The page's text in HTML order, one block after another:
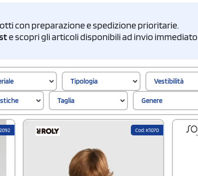
con preparazione e spedizione prioritarie.
e scopri gli articoli disponibili ad invio
Tipologia Vestibilità
Taglia Genere
Cod: K1070